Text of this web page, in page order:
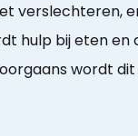
verslechteren,
hulp bij eten
wordt